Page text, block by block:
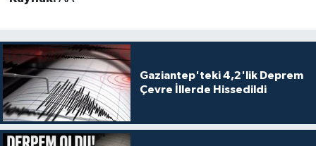
Gaziantep'teki 4,2'lik Deprem
Çevre İllerde Hissedildi